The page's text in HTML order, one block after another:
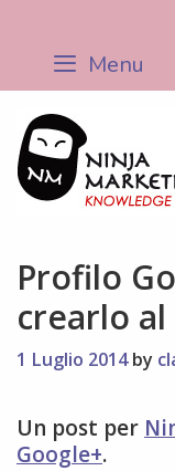
content Menu
Profilo
crearlo
1 Luglio 2014 by
Un post per
Google+.